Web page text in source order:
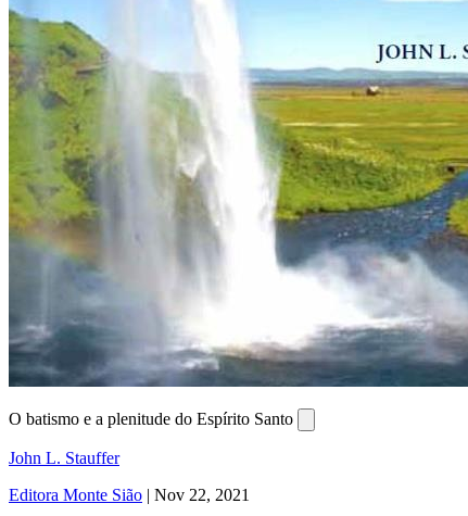
O batismo e a plenitude do Espírito Santo
John L. Stauffer
Editora Monte Sião | Nov 22, 2021